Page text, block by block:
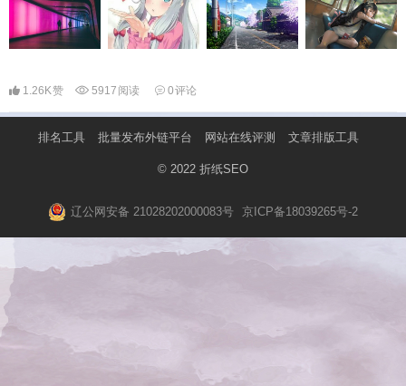
1.26K赞 5917 阅读 0评论
排名工具 批量发布外链平台 网站在线评测 文章排版工具
© 2022 折纸SEO
辽公网安备 21028202000083号 京ICP备18039265号-2